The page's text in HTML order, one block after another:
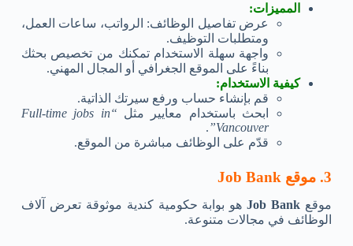
المميزات:
عرض تفاصيل الوظائف: الرواتب، ساعات العمل،
ومتطلبات التوظيف.
واجهة سهلة الاستخدام تمكنك من تخصيص بحثك
بناءً على الموقع الجغرافي أو المجال المهني.
كيفية الاستخدام:
قم بإنشاء حساب ورفع سيرتك الذاتية.
ابحث باستخدام معايير مثل
“Full-time jobs in
Vancouver”
.
قدّم على الوظائف مباشرة من الموقع.
3. موقع Job Bank
موقع Job Bankهو بوابة حكومية كندية موثوقة تعرض آلاف
الوظائف في مجالات متنوعة.